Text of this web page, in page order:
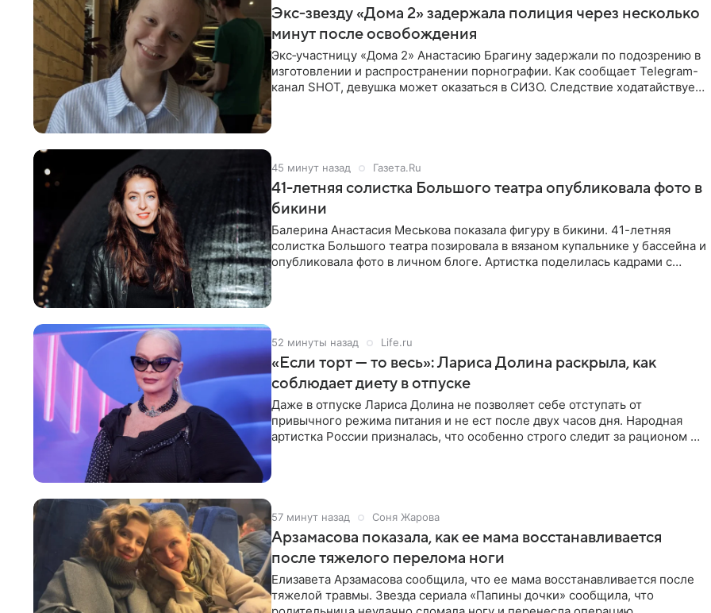
Экс‑звезду «Дома 2» задержала полиция через несколько
минут после освобождения
Экс‑участницу «Дома 2» Анастасию Брагину задержали по подозрению в
изготовлении и распространении порнографии. Как сообщает Telegram-
канал SHOT, девушка может оказаться в СИЗО. Следствие ходатайствует
45 минут назад Газета.Ru
41-летняя солистка Большого театра опубликовала фото в
бикини
Балерина Анастасия Меськова показала фигуру в бикини. 41-летняя
солистка Большого театра позировала в вязаном купальнике у бассейна и
опубликовала фото в личном блоге. Артистка поделилась кадрами с
52 минуты назад Life.ru
«Если торт — то весь»: Лариса Долина раскрыла, как
соблюдает диету в отпуске
Даже в отпуске Лариса Долина не позволяет себе отступать от
привычного режима питания и не ест после двух часов дня. Народная
артистка России призналась, что особенно строго следит за рационом на
57 минут назад Соня Жарова
Арзамасова показала, как ее мама восстанавливается
после тяжелого перелома ноги
Елизавета Арзамасова сообщила, что ее мама восстанавливается после
тяжелой травмы. Звезда сериала «Папины дочки» сообщила, что